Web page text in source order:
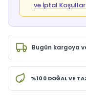
ve İptal
Bugün kargoya
%100 DOĞAL VE